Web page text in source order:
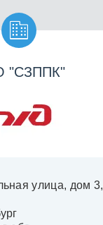

"СЗППК"
улица, дом 3,